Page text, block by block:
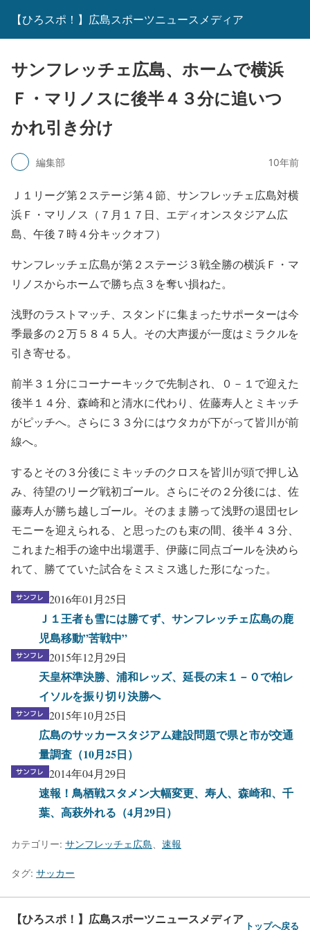
【ひろスポ！】広島スポーツニュースメディア
サンフレッチェ広島、ホームで横浜
Ｆ・マリノスに後半４３分に追いつ
かれ引き分け
編集部 10年前
Ｊ１リーグ第２ステージ第４節、サンフレッチェ広島対横
浜Ｆ・マリノス（７月１７日、エディオンスタジアム広
島、午後７時４分キックオフ）
サンフレッチェ広島が第２ステージ３戦全勝の横浜Ｆ・マ
リノスからホームで勝ち点３を奪い損ねた。
浅野のラストマッチ、スタンドに集まったサポーターは今
季最多の２万５８４５人。その大声援が一度はミラクルを
引き寄せる。
前半３１分にコーナーキックで先制され、０－１で迎えた
後半１４分、森崎和と清水に代わり、佐藤寿人とミキッチ
がピッチへ。さらに３３分にはウタカが下がって皆川が前
線へ。
するとその３分後にミキッチのクロスを皆川が頭で押し込
み、待望のリーグ戦初ゴール。さらにその２分後には、佐
藤寿人が勝ち越しゴール。そのまま勝って浅野の退団セレ
モニーを迎えられる、と思ったのも束の間、後半４３分、
これまた相手の途中出場選手、伊藤に同点ゴールを決めら
れて、勝てていた試合をミスミス逃した形になった。
2016年01月25日
Ｊ１王者も雪には勝てず、サンフレッチェ広島の鹿
児島移動”苦戦中”
2015年12月29日
天皇杯準決勝、浦和レッズ、延長の末１－０で柏レ
イソルを振り切り決勝へ
2015年10月25日
広島のサッカースタジアム建設問題で県と市が交通
量調査（10月25日）
2014年04月29日
速報！鳥栖戦スタメン大幅変更、寿人、森崎和、千
葉、高萩外れる（4月29日）
カテゴリー: サンフレッチェ広島 速報
タグ: サッカー
【ひろスポ！】広島スポーツニュースメディア トップへ戻る